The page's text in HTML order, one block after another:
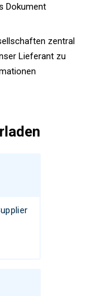
Dokument
zentral
Lieferant zu